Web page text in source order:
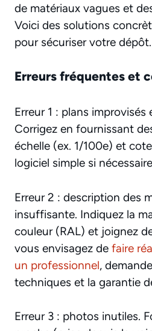
de matériaux vagues et
Voici des solutions
pour sécuriser votre dépôt.
Erreurs fréquentes et
Erreur 1 : plans improvisés
Corrigez en fournissant
échelle (ex. 1/100e) et
logiciel simple si
Erreur 2 : description des
insuffisante. Indiquez la
couleur (RAL) et joignez
vous envisagez de faire
un professionnel,
techniques et la garantie
Erreur 3 : photos inutiles.